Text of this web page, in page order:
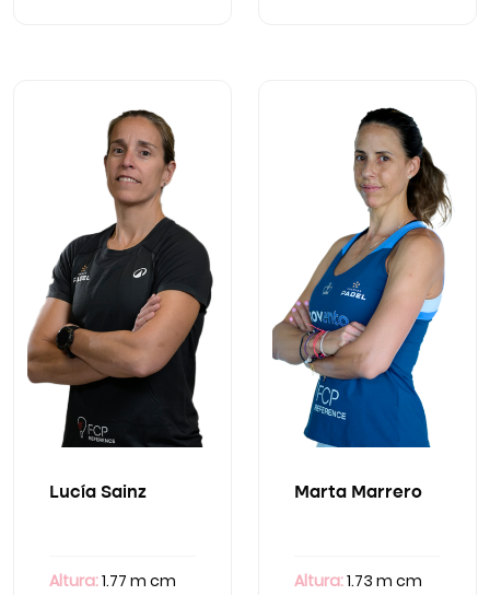
Lucía Sainz
Altura:1.77 m cm
Marta Marrero
Altura:1.73 m cm